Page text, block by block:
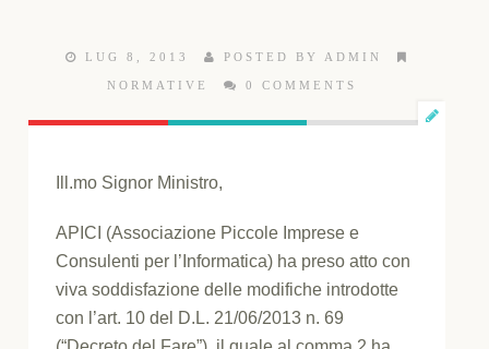
LUG 8, 2013 POSTED BY ADMIN
NORMATIVE 0 COMMENTS
Ill.mo Signor Ministro,
APICI (Associazione Piccole Imprese e
Consulenti per l’Informatica) ha preso atto con
viva soddisfazione delle modifiche introdotte
con l’art. 10 del D.L. 21/06/2013 n. 69